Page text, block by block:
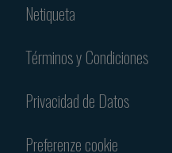
Netiqueta
Términos y Condiciones
Privacidad de Datos
Preferenze cookie